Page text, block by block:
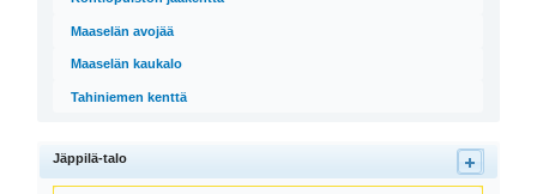
Maaselän avojää
Maaselän kaukalo
Tahiniemen kenttä
Jäppilä-talo